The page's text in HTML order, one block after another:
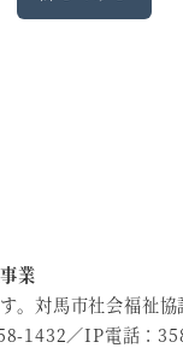
業
。対馬市社会福祉
1432／IP電話：